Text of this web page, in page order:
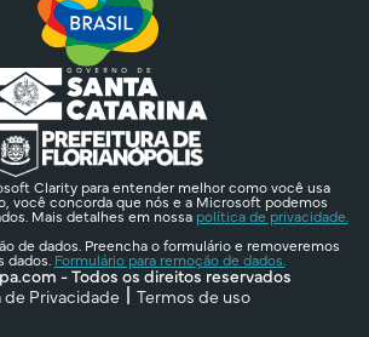
Clarity para entender melhor como você usa
você concorda que nós e a Microsoft podemos
Mais detalhes em nossa política de privacidade.
de dados. Preencha o formulário e removeremos
dados. Formulário para remoção de dados.
- Todos os direitos reservados
de Privacidade
Termos de uso